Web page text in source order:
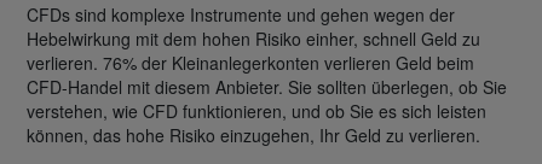
CFDs sind komplexe Instrumente und gehen wegen der
Hebelwirkung mit dem hohen Risiko einher, schnell Geld zu
verlieren. 76% der Kleinanlegerkonten verlieren Geld beim
CFD-Handel mit diesem Anbieter. Sie sollten überlegen, ob Sie
verstehen, wie CFD funktionieren, und ob Sie es sich leisten
können, das hohe Risiko einzugehen, Ihr Geld zu verlieren.